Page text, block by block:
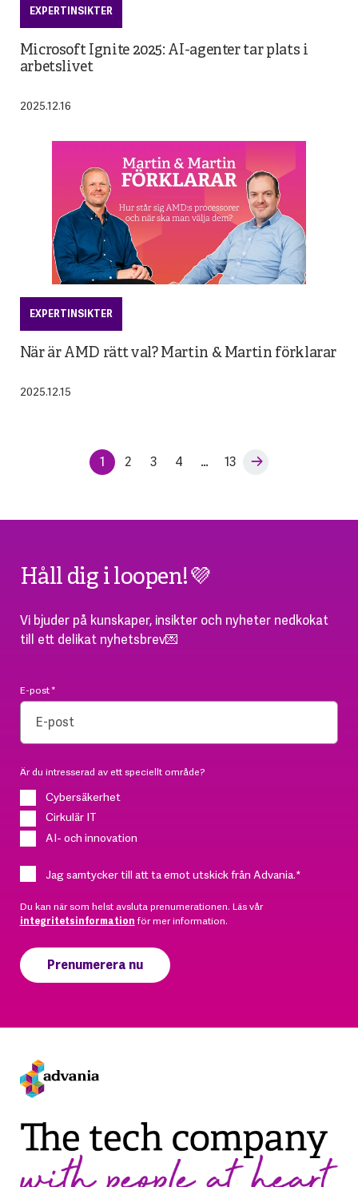
EXPERTINSIKTER
Microsoft Ignite 2025: AI-agenter tar plats i
arbetslivet
2025.12.16
EXPERTINSIKTER
När är AMD rätt val? Martin & Martin förklarar
2025.12.15
1 2 3 4 … 13
Håll dig i loopen!💜
Vi bjuder på kunskaper, insikter och nyheter nedkokat
till ett delikat nyhetsbrev💌
E-post*
Är du intresserad av ett speciellt område?
Cybersäkerhet
Cirkulär IT
AI- och innovation
Jag samtycker till att ta emot utskick från Advania.*
Du kan när som helst avsluta prenumerationen. Läs vår
integritetsinformation för mer information.